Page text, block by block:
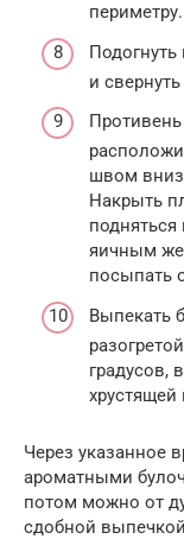
периметру.
Подогнуть
и
швом
Накрыть
подняться
яичным
посыпать
Выпекать
градусов,
хрустящей
Через указанное
ароматными
потом можно от
сдобной